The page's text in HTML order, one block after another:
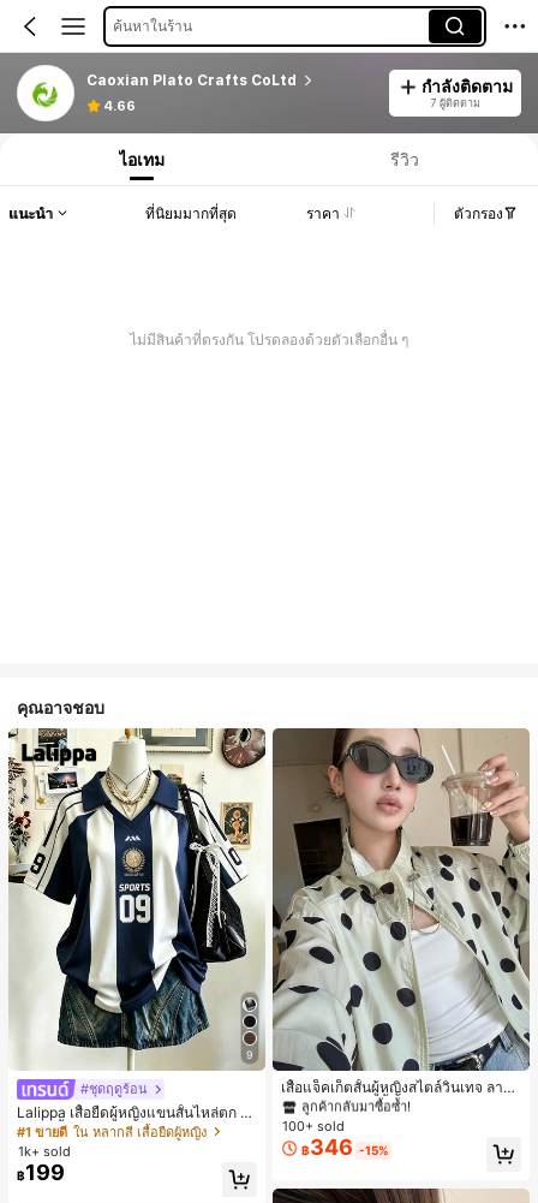
ค้นหาในร้าน
Caoxian Plato Crafts CoLtd
4.66
กำลังติดตาม
7 ผู้ติดตาม
ไอเทม รีวิว
แนะนำ ที่นิยมมากที่สุด ราคา ตัวกรอง
ไม่มีสินค้าที่ตรงกัน โปรดลองด้วยตัวเลือกอื่น ๆ
คุณอาจชอบ
9
#ชุดฤดูร้อน
Lalippa เสื้อยืดผู้หญิงแขนสั้นไหล่ตก ค
อวีปกเสื้อ ลายพิมพ์ดิจิทัลลายทาง สไตล์
สปอร์ตแฟชั่นมินิมอล ของขวัญสำหรับเ
พื่อน
#1 ขายดี ใน หลากสี เสื้อยืดผู้หญิง
1k+ sold
฿199
เสื้อแจ็คเก็ตสั้นผู้หญิงสไตล์วินเทจ ลายจุ
ดขนาดใหญ่ คอตั้ง เอวเข้ารูป แขนพอง
ทรงหลวม แฟชั่นอเนกประสงค์ สำหรับใ
ส่ประจำวันและไปเที่ยวพักผ่อน
#1 ขายดี
ใน กระเป๋า เสื้อคลุมลำลอง
ลูกค้ากลับมาซื้อซ้ำ!
#1 ขายดี ใน กระเป๋า เสื้อคลุมลำลอง
ลูกค้ากลับมาซื้อซ้ำ!
#1 ขายดี ใน กระเป๋า เสื้อคลุมลำลอง
ลูกค้ากลับมาซื้อซ้ำ!
#1 ขายดี ใน กระเป๋า เสื้อคลุมลำลอง
100+ sold
฿346 -15%